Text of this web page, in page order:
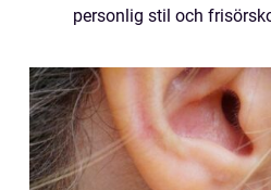
personlig stil och